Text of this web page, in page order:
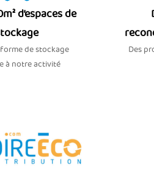
d’espaces de
de stockage
à notre activité
Des